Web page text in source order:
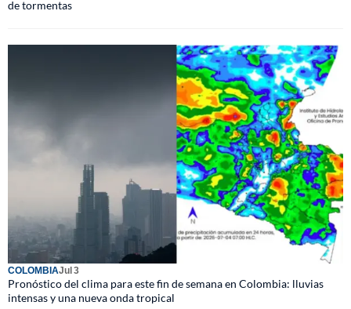
de tormentas
COLOMBIAJul 3
Pronóstico del clima para este fin de semana en Colombia: lluvias
intensas y una nueva onda tropical